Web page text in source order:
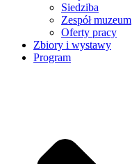
Siedziba
Zespół muzeum
Oferty pracy
Zbiory i wystawy
Program